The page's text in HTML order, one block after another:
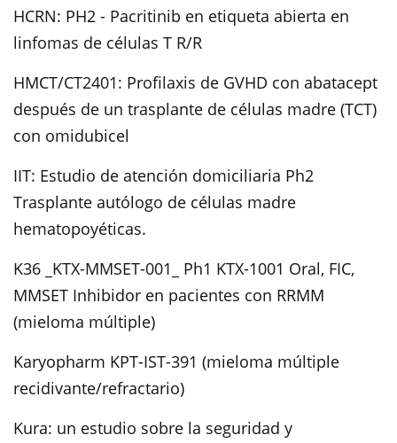
HCRN: PH2 - Pacritinib en etiqueta abierta en
linfomas de células T R/R
HMCT/CT2401: Profilaxis de GVHD con abatacept
después de un trasplante de células madre (TCT)
con omidubicel
IIT: Estudio de atención domiciliaria Ph2
Trasplante autólogo de células madre
hematopoyéticas.
K36 _KTX-MMSET-001_ Ph1 KTX-1001 Oral, FIC,
MMSET Inhibidor en pacientes con RRMM
(mieloma múltiple)
Karyopharm KPT-IST-391 (mieloma múltiple
recidivante/refractario)
Kura: un estudio sobre la seguridad y